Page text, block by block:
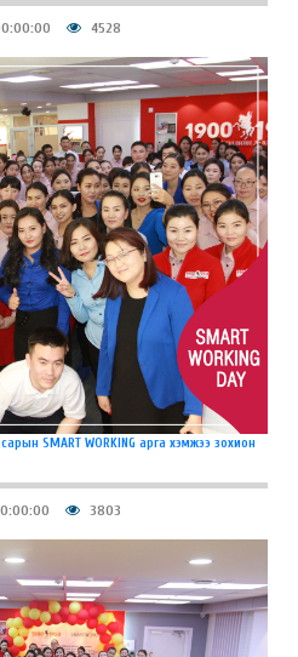
4528
SMART WORKING арга хэмжээ зохион
3803